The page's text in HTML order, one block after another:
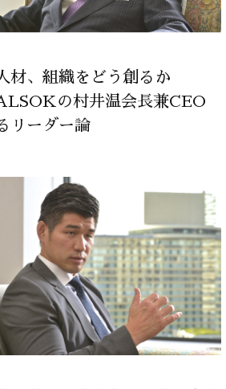
材、組織をどう創るか
の村井温会長兼CEO
リーダー論